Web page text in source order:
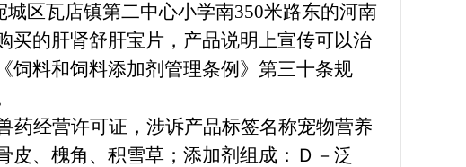
区瓦店镇第二中心小学南350米路东的河南
买的肝肾舒肝宝片，产品说明上宣传可以治
饲料和饲料添加剂管理条例》第三十条规
药经营许可证，涉诉产品标签名称宠物营养
、槐角、积雪草；添加剂组成：Ｄ－泛